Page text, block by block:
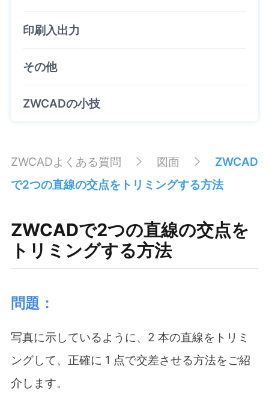
印刷入出力
その他
ZWCADの小技
ZWCADよくある質問 図面
ZWCAD
で2つの直線の交点をトリミングする方法
ZWCADで2つの直線の交点を
トリミングする方法
問題：
写真に示しているように、2 本の直線をトリミ
ングして、正確に 1 点で交差させる方法をご紹
介します。